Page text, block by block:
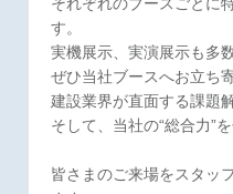
す。
実機展示、実演展示も多
ぜひ当社ブースへお立ち
建設業界が直面する課題
そして、当社の“総合力”
皆さまのご来場をスタッ